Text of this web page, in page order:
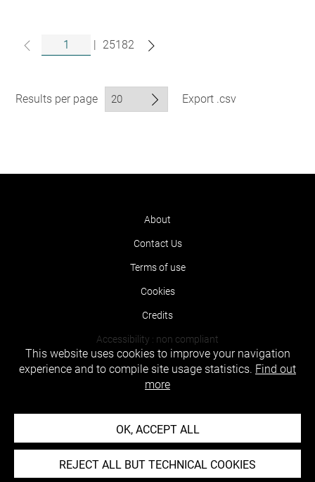
| 25182
Results per page Export .csv
About
Contact Us
Terms of use
Cookies
Credits
Accessibility : non compliant
This website uses cookies to improve your navigation
experience and to compile site usage statistics. Find out
more
OK, ACCEPT ALL
REJECT ALL BUT TECHNICAL COOKIES